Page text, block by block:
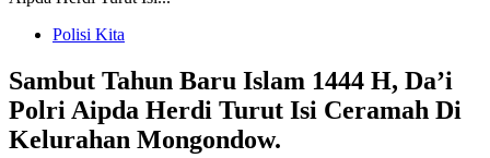
Polisi Kita
Sambut Tahun Baru Islam 1444 H, Da’i
Polri Aipda Herdi Turut Isi Ceramah Di
Kelurahan Mongondow.